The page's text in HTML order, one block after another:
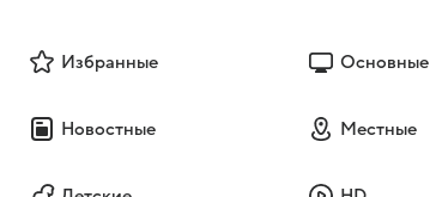
Избранные Основные
Новостные Местные